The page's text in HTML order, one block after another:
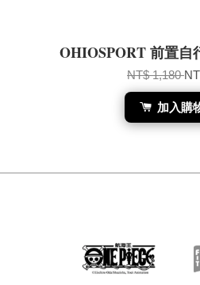
OHIOSPORT 前置自
NT$ 1,180
加入購